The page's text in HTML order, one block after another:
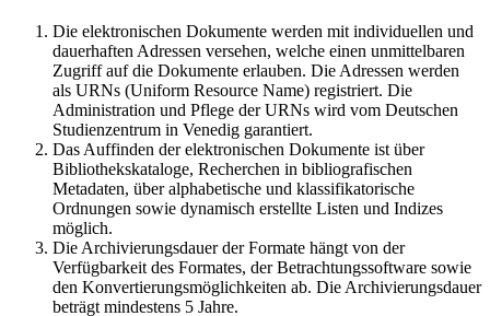
Die elektronischen Dokumente werden mit individuellen und
dauerhaften Adressen versehen, welche einen unmittelbaren
Zugriff auf die Dokumente erlauben. Die Adressen werden
als URNs (Uniform Resource Name) registriert. Die
Administration und Pflege der URNs wird vom Deutschen
Studienzentrum in Venedig garantiert.
Das Auffinden der elektronischen Dokumente ist über
Bibliothekskataloge, Recherchen in bibliografischen
Metadaten, über alphabetische und klassifikatorische
Ordnungen sowie dynamisch erstellte Listen und Indizes
möglich.
Die Archivierungsdauer der Formate hängt von der
Verfügbarkeit des Formates, der Betrachtungssoftware sowie
den Konvertierungsmöglichkeiten ab. Die Archivierungsdauer
beträgt mindestens 5 Jahre.